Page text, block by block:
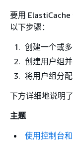
要用 ElastiCache
以下步骤：
创建一个或多
创建用户组
将用户组分
下方详细地说明了
主题
使用控制台